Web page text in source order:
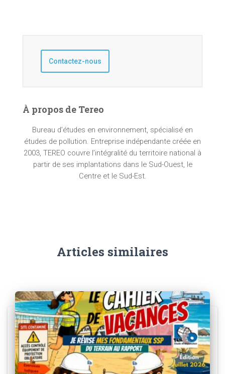
Contactez-nous
À propos de Tereo
Bureau d’études en environnement, spécialisé en
études de pollution. Entreprise indépendante créée en
2003, TEREO couvre l’intégralité du territoire national à
partir de ses implantations dans le Sud-Ouest, le
Centre et le Sud-Est.
Articles similaires